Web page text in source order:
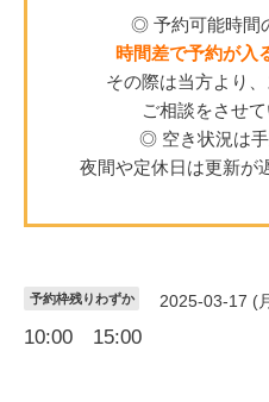
◎ 予約可能時間
時間差で予約が入
その際は当方より
ご相談をさせて
◎ 空き状況は手
夜間や定休日は更新が
予約枠残りわずか 2025-03-17 (
10:00 15:00